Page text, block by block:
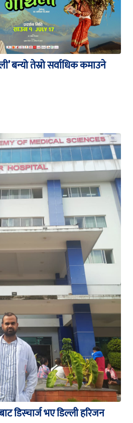
बन्यो तेस्रो सर्वाधिक कमाउने
डिस्चार्ज भए डिल्ली हरिजन